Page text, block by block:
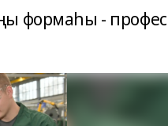
формаһы -